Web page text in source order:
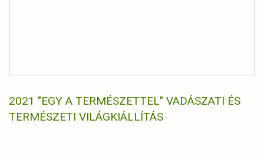
2021 "EGY A TERMÉSZETTEL" VADÁSZATI ÉS
TERMÉSZETI VILÁGKIÁLLÍTÁS